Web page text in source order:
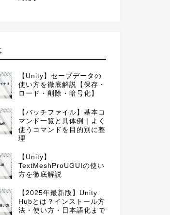
【Unity】セーブデータの
使い方を徹底解説【保存・
ロード・削除・暗号化】
【バッチファイル】基本コ
マンド一覧と具体例｜よく
使うコマンドを目的別に整
理
【Unity】
TextMeshProUGUIの使い
方を徹底解説
【2025年最新版】Unity
Hubとは？インストール方
法・使い方・日本語化まで